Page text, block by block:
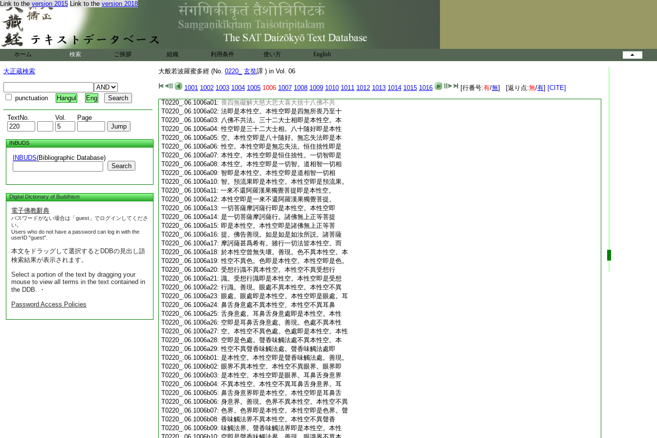
Link to the version 2015 Link to the version 2018
ホーム 検索 ご挨拶 組織 利用条件 使い方 English
大正蔵検索
punctuation Hangul Eng
TextNo. Vol. Page
INBUDS
INBUDS(Bibliographic Database)
Search
Digital Dictionary of Buddhism
電子佛教辭典
パスワードがない場合は「guest」でログインしてくださ
い。
Users who do not have a password can log in with the
userID "guest".
本文をドラッグして選択するとDDBの見出し語
検索結果が表示されます。
Select a portion of the text by dragging your
mouse to view all terms in the text contained in
the DDB. ・
Password Access Policies
大般若波羅蜜多經 (No. 0220_ 玄奘譯 ) in Vol. 06
1001 1002 1003 1004 1005 1006 1007 1008 1009 1010 1011 1012 1013 1014 1015 1016 [行番号:有/無] [返り点:無/有] [CITE]
T0220_.06.1005c19:空。本性空即是一切陀羅尼門。一切三摩地
T0220_.06.1005c20: 門即是本性空。本性空即是一切三摩地門。
T0220_.06.1005c21:空解脱門即是本性空。本性空即是空解脱
T0220_.06.1005c22:
門。無相無願解脱門即是本性空。本性空即
是無相無願解脱門。極喜地即是本性空。本
T0220_.06.1005c24:性空即是極喜地。離垢地發光地焔慧地極
T0220_.06.1005c25:難勝地現前地遠行地不動地善慧地法雲地
T0220_.06.1005c26:
即是本性空。本性空即是離垢地乃至法雲
T0220_.06.1005c27:
地。五眼即是本性空。本性空即是五眼。六
T0220_.06.1005c28:神通即是本性空。本性空即是六神通。佛十
T0220_.06.1006a01: 畏四無礙解大慈大悲大喜大捨十八佛不共
T0220_.06.1006a02: 法即是本性空。本性空即是四無所畏乃至十
T0220_.06.1006a03: 八佛不共法。三十二大士相即是本性空。本
T0220_.06.1006a04:性空即是三十二大士相。八十隨好即是本性
T0220_.06.1006a05: 空。本性空即是八十隨好。無忘失法即是本
T0220_.06.1006a06:性空。本性空即是無忘失法。恒住捨性即是
T0220_.06.1006a07: 本性空。本性空即是恒住捨性。一切智即是
T0220_.06.1006a08: 本性空。本性空即是一切智。道相智一切相
T0220_.06.1006a09: 智即是本性空。本性空即是道相智一切相
T0220_.06.1006a10: 智。預流果即是本性空。本性空即是預流果。
T0220_.06.1006a11: 一來不還阿羅漢果獨覺菩提即是本性空。
T0220_.06.1006a12: 本性空即是一來不還阿羅漢果獨覺菩提。
T0220_.06.1006a13: 一切菩薩摩訶薩行即是本性空。本性空即
T0220_.06.1006a14: 是一切菩薩摩訶薩行。諸佛無上正等菩提
T0220_.06.1006a15: 即是本性空。本性空即是諸佛無上正等菩
T0220_.06.1006a16: 提。佛告善現。如是如是如汝所説。諸菩薩
T0220_.06.1006a17: 摩訶薩甚爲希有。雖行一切法皆本性空。而
T0220_.06.1006a18: 於本性空曾無失壞。善現。色不異本性空。本
T0220_.06.1006a19:性空不異色。色即是本性空。本性空即是色。
T0220_.06.1006a20: 受想行識不異本性空。本性空不異受想行
T0220_.06.1006a21: 識。受想行識即是本性空。本性空即是受想
T0220_.06.1006a22: 行識。善現。眼處不異本性空。本性空不異
T0220_.06.1006a23: 眼處。眼處即是本性空。本性空即是眼處。耳
T0220_.06.1006a24: 鼻舌身意處不異本性空。本性空不異耳鼻
T0220_.06.1006a25: 舌身意處。耳鼻舌身意處即是本性空。本性
T0220_.06.1006a26: 空即是耳鼻舌身意處。善現。色處不異本性
T0220_.06.1006a27: 空。本性空不異色處。色處即是本性空。本性
T0220_.06.1006a28: 空即是色處。聲香味觸法處不異本性空。本
T0220_.06.1006a29:性空不異聲香味觸法處。聲香味觸法處即
T0220_.06.1006b01: 是本性空。本性空即是聲香味觸法處。善現。
T0220_.06.1006b02: 眼界不異本性空。本性空不異眼界。眼界即
T0220_.06.1006b03: 是本性空。本性空即是眼界。耳鼻舌身意界
T0220_.06.1006b04: 不異本性空。本性空不異耳鼻舌身意界。耳
T0220_.06.1006b05: 鼻舌身意界即是本性空。本性空即是耳鼻舌
T0220_.06.1006b06: 身意界。善現。色界不異本性空。本性空不異
T0220_.06.1006b07: 色界。色界即是本性空。本性空即是色界。聲
T0220_.06.1006b08: 香味觸法界不異本性空。本性空不異聲香
T0220_.06.1006b09: 味觸法界。聲香味觸法界即是本性空。本性